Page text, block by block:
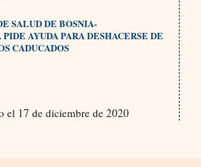
SALUD DE BOSNIA-
AYUDA PARA DESHACERSE DE
CADUCADOS
el 17 de diciembre de 2020